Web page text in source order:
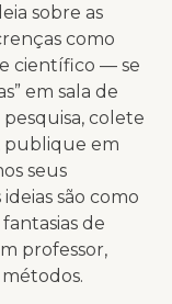
sobre as
como
científico — se
em sala de
colete
publique em
seus
são como
de
professor,